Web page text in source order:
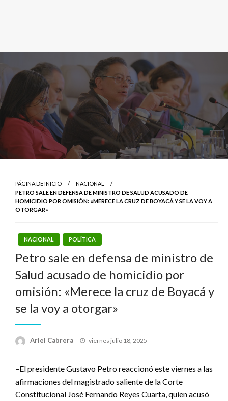
PÁGINA DE INICIO
NACIONAL
PETRO SALE EN DEFENSA DE MINISTRO DE SALUD ACUSADO DE
HOMICIDIO POR OMISIÓN: «MERECE LA CRUZ DE BOYACÁ Y SE LA VOY A
OTORGAR»
NACIONAL POLÍTICA
Petro sale en defensa de ministro de
Salud acusado de homicidio por
omisión: «Merece la cruz de Boyacá y
se la voy a otorgar»
Ariel Cabrera
Publicado
viernes julio 18, 2025
–El presidente Gustavo Petro reaccionó este viernes a las
afirmaciones del magistrado saliente de la Corte
Constitucional José Fernando Reyes Cuarta, quien acusó